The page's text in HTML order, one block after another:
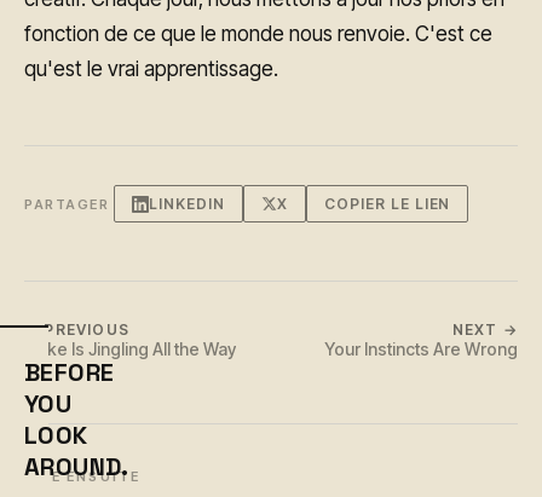
fonction de ce que le monde nous renvoie. C'est ce
qu'est le vrai apprentissage.
PARTAGER LINKEDIN X COPIER LE LIEN
← PREVIOUS
Coke Is Jingling All the Way
NEXT →
Your Instincts Are Wrong
LIRE ENSUITE
BEFORE
YOU
LOOK
AROUND.